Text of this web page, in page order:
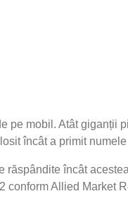
pe mobil. Atât giganții
încât a primit numele
încât
Allied Market